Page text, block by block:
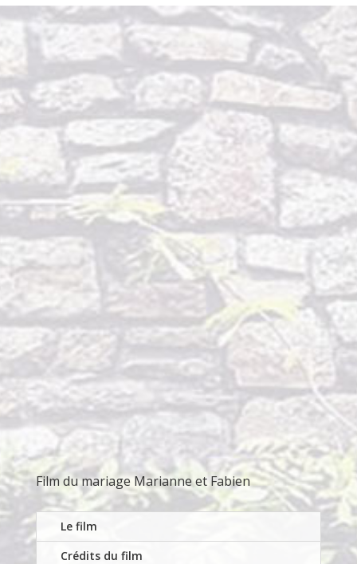
Film dumariage Marianne et Fabien
Le film
Crédits du film